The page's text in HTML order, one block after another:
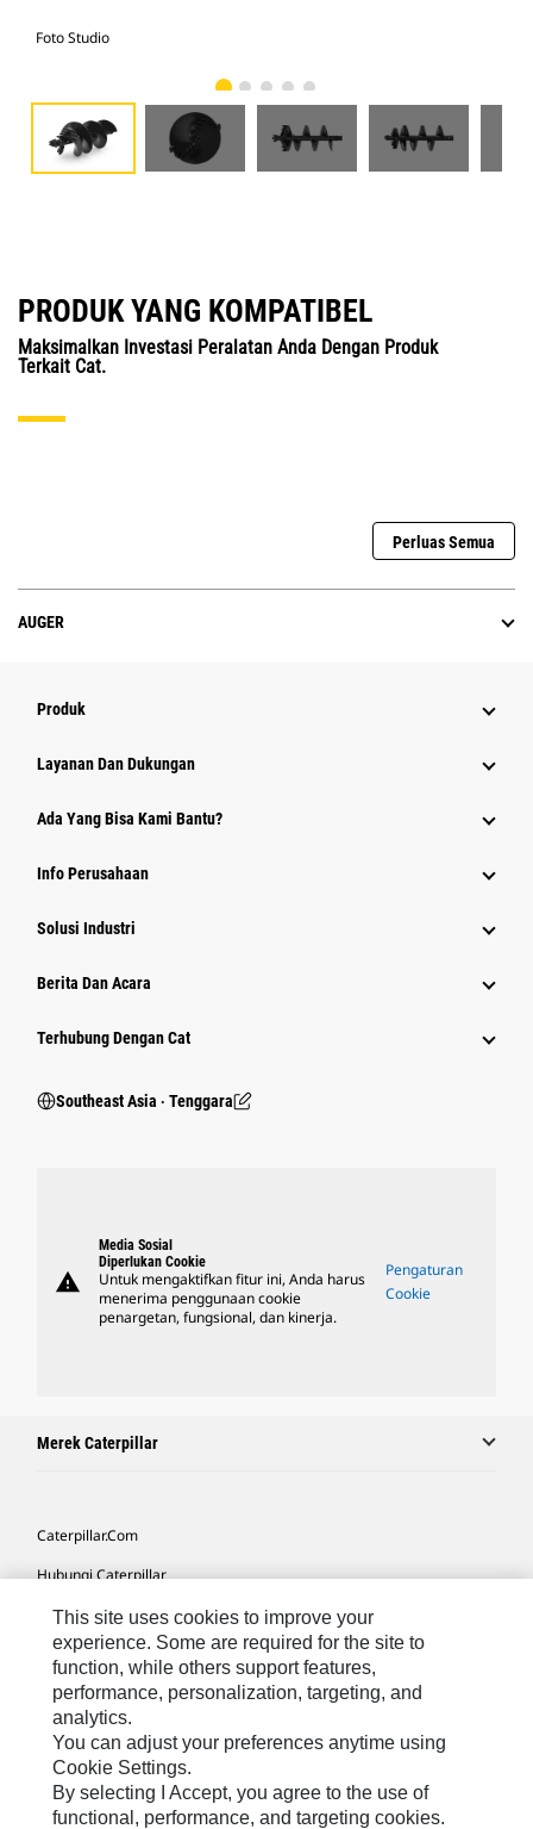
Foto Studio
PRODUK YANG KOMPATIBEL
Maksimalkan Investasi Peralatan Anda Dengan Produk
Terkait Cat.
Perluas Semua
AUGER
Produk
Layanan Dan Dukungan
Ada Yang Bisa Kami Bantu?
Info Perusahaan
Solusi Industri
Berita Dan Acara
Terhubung Dengan Cat
Southeast Asia ‧ Tenggara
warning
Media Sosial
Diperlukan Cookie
Untuk mengaktifkan fitur ini, Anda harus
menerima penggunaan cookie
penargetan, fungsional, dan kinerja.
Pengaturan
Cookie
Merek Caterpillar
Caterpillar.com
Hubungi Caterpillar
Preferensi Pemasaran Saya
Peta Situs
Cookie Settings
Hukum
Privasi
This site uses cookies to improve your
experience. Some are required for the site to
function, while others support features,
performance, personalization, targeting, and
analytics.
You can adjust your preferences anytime using
Cookie Settings.
By selecting I Accept, you agree to the use of
functional, performance, and targeting cookies.